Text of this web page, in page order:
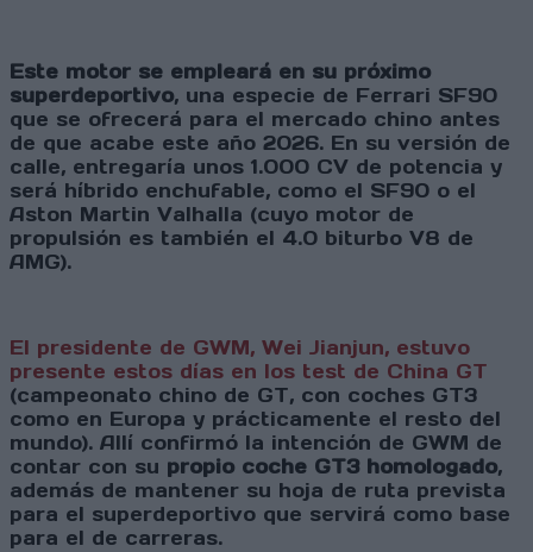
Este motor se empleará en su próximo
superdeportivo, una especie de Ferrari SF90
que se ofrecerá para el mercado chino antes
de que acabe este año 2026. En su versión de
calle, entregaría unos 1.000 CV de potencia y
será híbrido enchufable, como el SF90 o el
Aston Martin Valhalla (cuyo motor de
propulsión es también el 4.0 biturbo V8 de
AMG).
El presidente de GWM, Wei Jianjun, estuvo
presente estos días en los test de China GT
(campeonato chino de GT, con coches GT3
como en Europa y prácticamente el resto del
mundo). Allí confirmó la intención de GWM de
contar con su propio coche GT3 homologado,
además de mantener su hoja de ruta prevista
para el superdeportivo que servirá como base
para el de carreras.